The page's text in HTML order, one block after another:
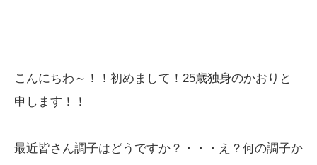
こんにちわ～！！初めまして！25歳独身のかおりと
申します！！
最近皆さん調子はどうですか？・・・え？何の調子か